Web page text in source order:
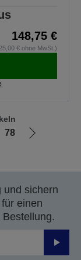
148,75 €
€ ohne MwSt.)
78
Zur
und sichern
einen